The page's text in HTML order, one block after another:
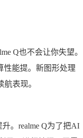
Q也不会让你失望。
性能提。新图形处理
表现。
。realme Q为了把AI